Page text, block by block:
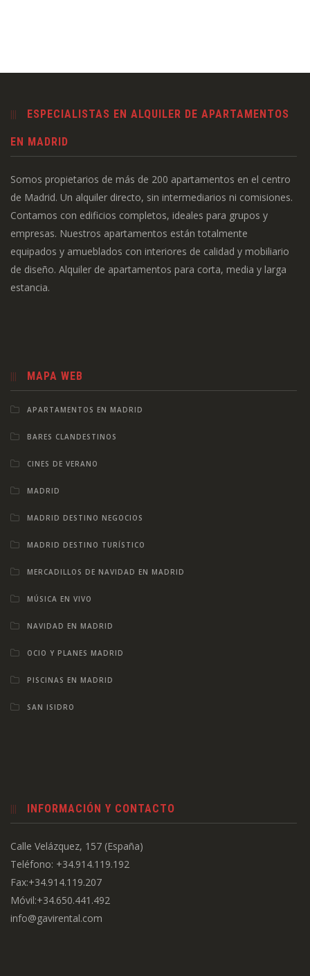
ESPECIALISTAS EN ALQUILER DE APARTAMENTOS
EN MADRID
Somos propietarios de más de 200 apartamentos en el centro
de Madrid. Un alquiler directo, sin intermediarios ni comisiones.
Contamos con edificios completos, ideales para grupos y
empresas. Nuestros apartamentos están totalmente
equipados y amueblados con interiores de calidad y mobiliario
de diseño. Alquiler de apartamentos para corta, media y larga
estancia.
MAPA WEB
APARTAMENTOS EN MADRID
BARES CLANDESTINOS
CINES DE VERANO
MADRID
MADRID DESTINO NEGOCIOS
MADRID DESTINO TURÍSTICO
MERCADILLOS DE NAVIDAD EN MADRID
MÚSICA EN VIVO
NAVIDAD EN MADRID
OCIO Y PLANES MADRID
PISCINAS EN MADRID
SAN ISIDRO
INFORMACIÓN Y CONTACTO
Calle Velázquez, 157 (España)
Teléfono: +34.914.119.192
Fax:+34.914.119.207
Móvil:+34.650.441.492
info@gavirental.com